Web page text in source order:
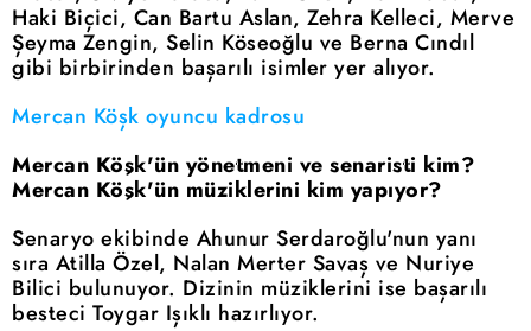
Haki Biçici, Can Bartu Aslan, Zehra Kelleci, Merve
Şeyma Zengin, Selin Köseoğlu ve Berna Cındıl
gibi birbirinden başarılı isimler yer alıyor.
Mercan Köşk oyuncu kadrosu
Mercan Köşk'ün yönetmeni ve senaristi kim?
Mercan Köşk'ün müziklerini kim yapıyor?
Senaryo ekibinde Ahunur Serdaroğlu'nun yanı
sıra Atilla Özel, Nalan Merter Savaş ve Nuriye
Bilici bulunuyor. Dizinin müziklerini ise başarılı
besteci Toygar Işıklı hazırlıyor.